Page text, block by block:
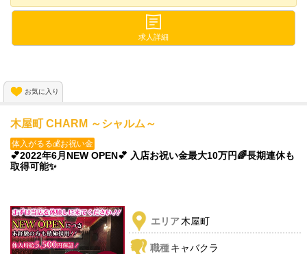
お客様を待ってる間も時給が発生💕
報酬は全額丸っとあなたのモノに✨
求人詳細
お気に入り
木屋町 CHARM ～シャルム～
体入がるる💰お祝い金
💕2022年6月NEW OPEN💕 入店お祝い金最大10万円🌈長期連休も
取得可能✨
エリア木屋町
職種キャバクラ